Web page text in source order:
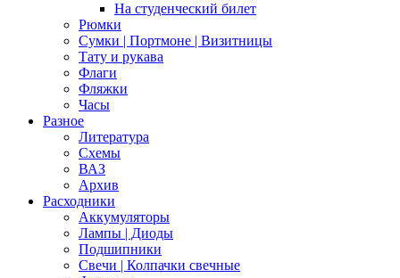
На студенческий билет
Рюмки
Сумки | Портмоне | Визитницы
Тату и рукава
Флаги
Фляжки
Часы
Разное
Литература
Схемы
ВАЗ
Архив
Расходники
Аккумуляторы
Лампы | Диоды
Подшипники
Свечи | Колпачки свечные